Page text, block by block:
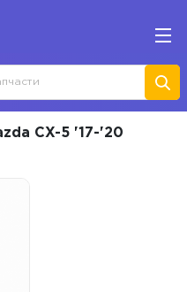
CX-5 '17-'20